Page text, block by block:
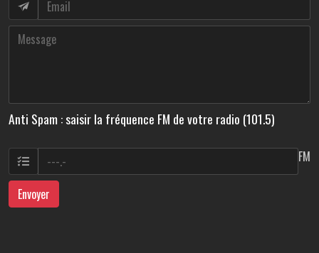
Anti Spam : saisir la fréquence FM de votre radio (101.5)
FM
Envoyer